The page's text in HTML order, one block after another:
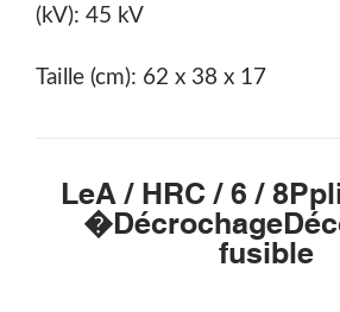
(kV): 45 kV
Taille (cm): 62 x 38 x 17
LeA / HRC / 6 / 8
�Décrochage
fusible